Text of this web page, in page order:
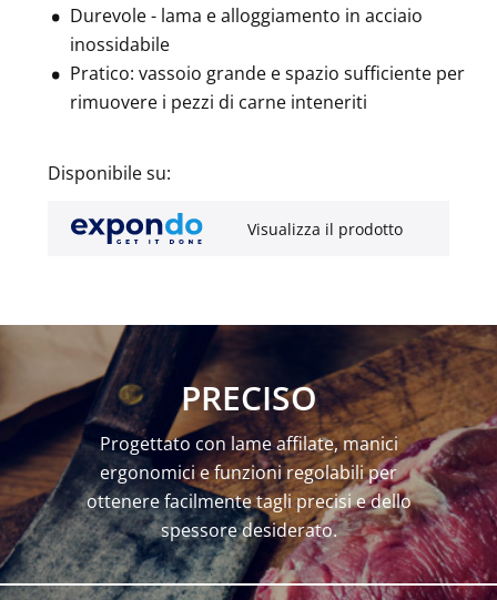
Durevole - lama e alloggiamento in acciaio
inossidabile
Pratico: vassoio grande e spazio sufficiente per
rimuovere i pezzi di carne inteneriti
Disponibile su:
Visualizza il prodotto
PRECISO
Progettato con lame affilate, manici
ergonomici e funzioni regolabili per
ottenere facilmente tagli precisi e dello
spessore desiderato.